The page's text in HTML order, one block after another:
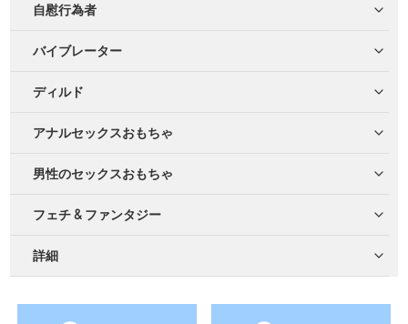
自慰行為者
バイブレーター
ディルド
アナルセックスおもちゃ
男性のセックスおもちゃ
フェチ & ファンタジー
詳細